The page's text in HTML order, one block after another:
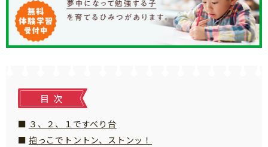
目次
３、２、１ですべり台
抱っこでトントン、ストンッ！